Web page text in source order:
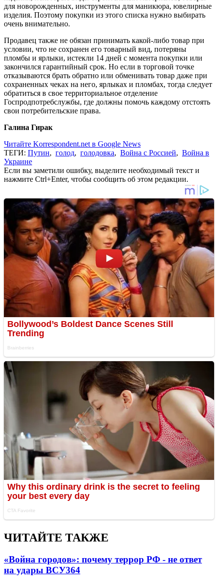
для новорожденных, инструменты для маникюра, ювелирные
изделия. Поэтому покупки из этого списка нужно выбирать
очень внимательно.
Продавец также не обязан принимать какой-либо товар при
условии, что не сохранен его товарный вид, потеряны
пломбы и ярлыки, истекли 14 дней с момента покупки или
закончился гарантийный срок. Но если в торговой точке
отказываются брать обратно или обменивать товар даже при
сохраненных чеках на него, ярлыках и пломбах, тогда следует
обратиться в свое территориальное отделение
Госпродпотребслужбы, где должны помочь каждому отстоять
свои потребительские права.
Галина Гирак
Читайте Korrespondent.net в Google News
ТЕГИ: Путин, голод, голодовка, Война с Россией, Война в
Украине
Если вы заметили ошибку, выделите необходимый текст и
нажмите Ctrl+Enter, чтобы сообщить об этом редакции.
ЧИТАЙТЕ ТАКЖЕ
«Война городов»: почему террор РФ - не ответ
на удары ВСУ364